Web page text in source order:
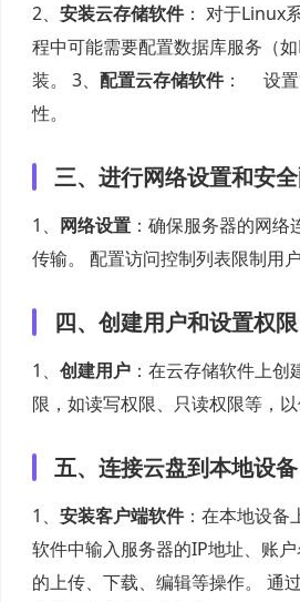
2、 安装云存储软件： 对于Linux
程中可能需要配置数据库服务（
装。 3、 配置云存储软件： 设置
性。
三、进行网络设置和安
1、 网络设置 ：确保服务器的网络
传输。 配置访问控制列表限制用
四、创建用户和设置权限
1、 创建用户 ：在云存储软件上
限，如读写权限、只读权限等，以
五、连接云盘到本地设备
1、 安装客户端软件：在本地设备
软件中输入服务器的IP地址、账户
的上传、下载、编辑等操作。 通